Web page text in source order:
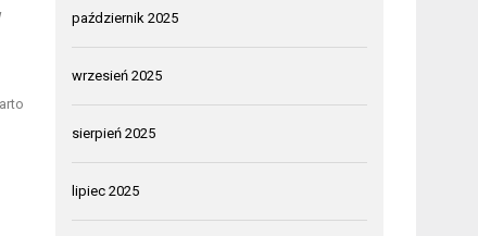
październik 2025
wrzesień 2025
sierpień 2025
lipiec 2025